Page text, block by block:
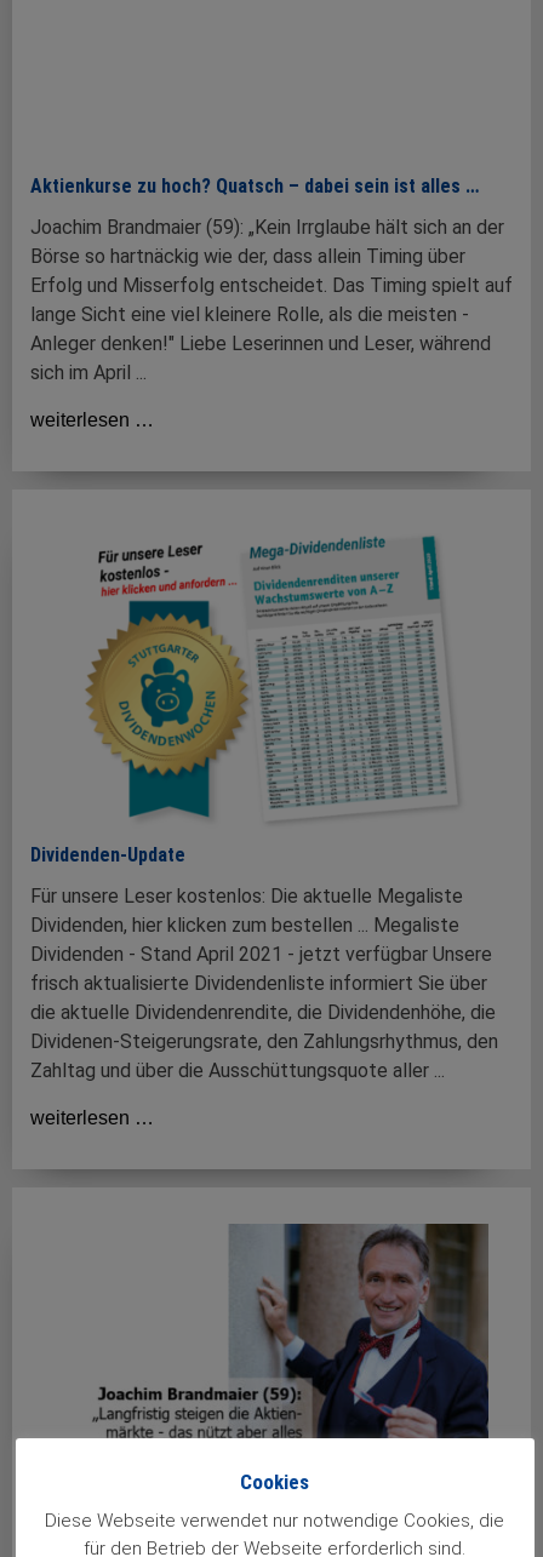
Aktienkurse zu hoch? Quatsch – dabei sein ist alles …
Joachim Brandmaier (59): „Kein Irrglaube hält sich an der
Börse so hartnäckig wie der, dass allein Timing über
Erfolg und ­Miss­erfolg entscheidet. Das Timing spielt auf
lange Sicht eine viel kleinere Rolle, als die meisten ­
Anleger denken!" Liebe Leserinnen und Leser, während
sich im April ...
weiterlesen …
Dividenden-Update
Für unsere Leser kostenlos: Die aktuelle Megaliste
Dividenden, hier klicken zum bestellen ... Megaliste
Dividenden - Stand April 2021 - jetzt verfügbar Unsere
frisch aktualisierte Dividendenliste informiert Sie über
die aktuelle Dividendenrendite, die Dividendenhöhe, die
Dividenen-Steigerungsrate, den Zahlungsrhythmus, den
Zahltag und über die Ausschüttungsquote aller ...
weiterlesen …
An der Börse verdientes Geld ist Schmerzensgeld …
Cookies
Diese Webseite verwendet nur notwendige Cookies, die
für den Betrieb der Webseite erforderlich sind.